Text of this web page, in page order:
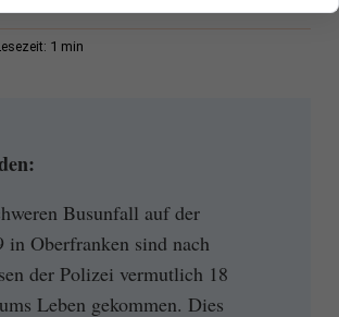
1 min
Busunfall auf der
in Oberfranken sind nach
der Polizei vermutlich 18
Leben gekommen. Dies